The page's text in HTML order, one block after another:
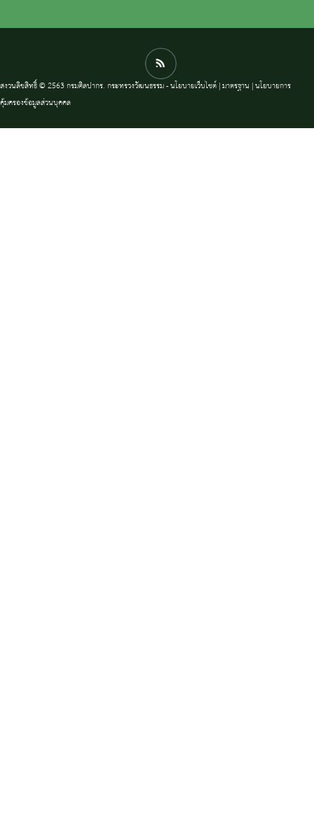
สงวนลิขสิทธิ์ © 2563 กรมศิลปากร. กระทรวงวัฒนธรรม -นโยบายเว็บไซต์|มาตรฐาน |นโยบายการ
คุ้มครองข้อมูลส่วนบุคคล